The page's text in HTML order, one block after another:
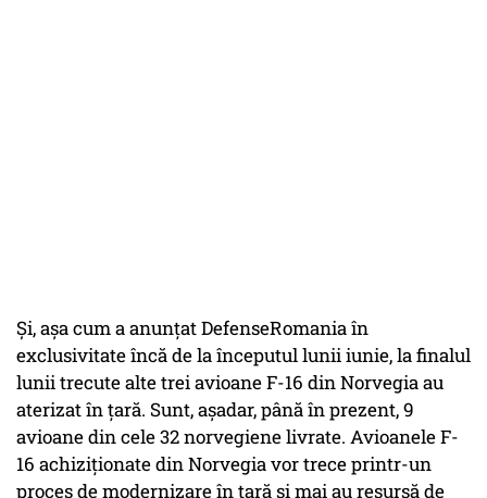
Și, așa cum a anunțat DefenseRomania în
exclusivitate încă de la începutul lunii iunie, la finalul
lunii trecute alte trei avioane F-16 din Norvegia au
aterizat în țară. Sunt, așadar, până în prezent, 9
avioane din cele 32 norvegiene livrate. Avioanele F-
16 achiziționate din Norvegia vor trece printr-un
proces de modernizare în țară și mai au resursă de